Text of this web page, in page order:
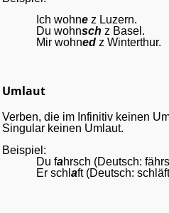
Ich wohne z Luzern.
Du wohnsch z Basel.
Mir wohned z Winterthur.
Umlaut
Verben, die im Infinitiv keinen
Singular keinen Umlaut.
Beispiel:
Du fahrsch (Deutsch:
Er schl aft (Deutsch: